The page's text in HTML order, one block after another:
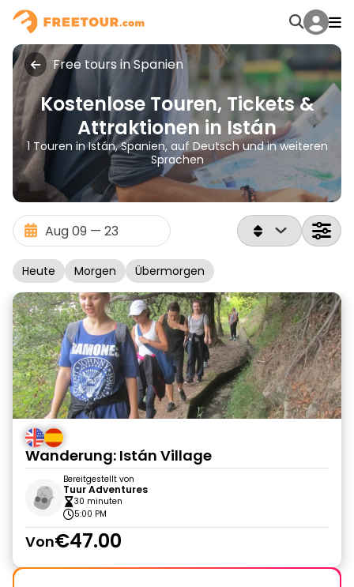
Free tours in Spanien
Kostenlose Touren, Tickets &
Attraktionen in Istán
1 Touren in Istán, Spanien, auf Deutsch und in weiteren
Sprachen
Heute Morgen Übermorgen
Wanderung: Istán Village
Bereitgestellt von
Tuur Adventures
30 minuten
5:00 PM
Von€47.00